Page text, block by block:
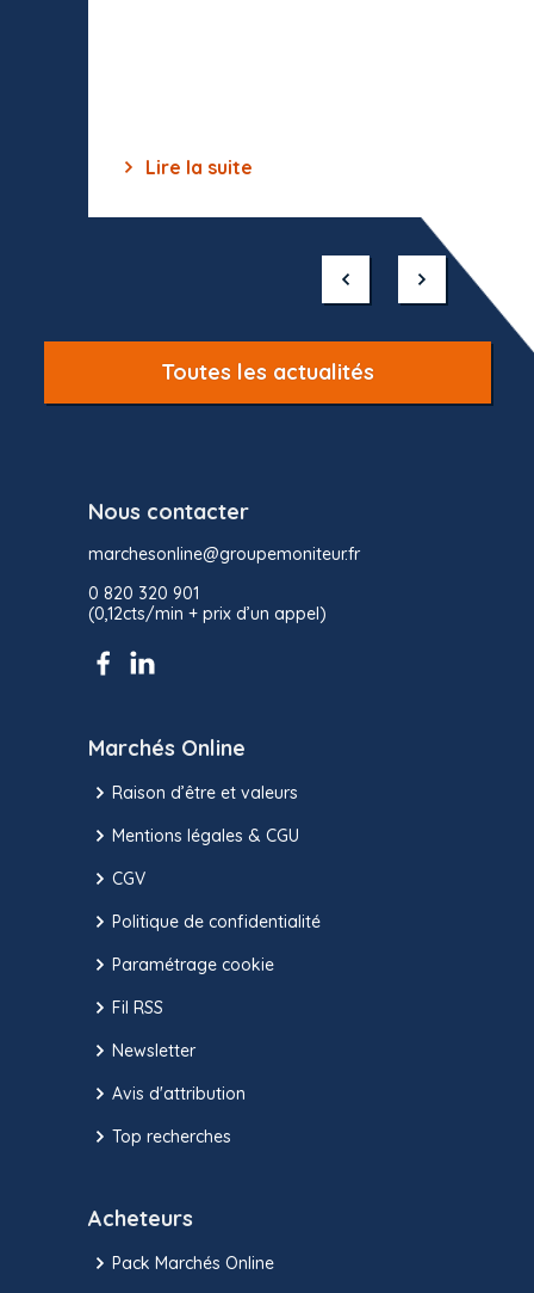
Lire la suite
Toutes les actualités
Nous contacter
marchesonline@groupemoniteur.fr
0 820 320 901
(0,12cts/min + prix d’un appel)
Marchés Online
Raison d’être et valeurs
Mentions légales & CGU
CGV
Politique de confidentialité
Paramétrage cookie
Fil RSS
Newsletter
Avis d'attribution
Top recherches
Acheteurs
Pack Marchés Online